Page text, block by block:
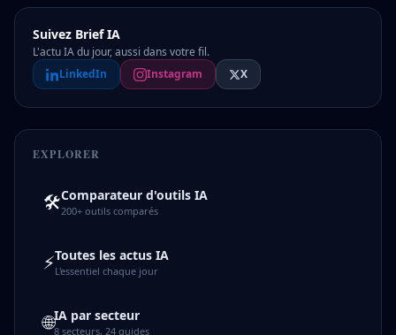
Suivez Brief IA
L'actu IA du jour, aussi dans votre fil.
LinkedIn
Instagram X
EXPLORER
🛠️Comparateur d'outils IA
200+ outils comparés
⚡Toutes les actus IA
L'essentiel chaque jour
🌐IA par secteur
8 secteurs, 24 guides